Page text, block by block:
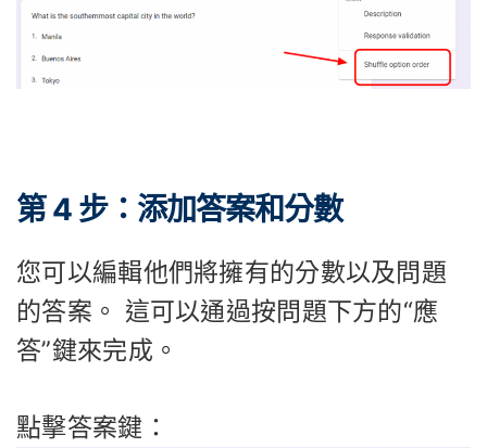
第 4 步：添加答案和分數
您可以編輯他們將擁有的分數以及問題
的答案。 這可以通過按問題下方的“應
答”鍵來完成。
點擊答案鍵：